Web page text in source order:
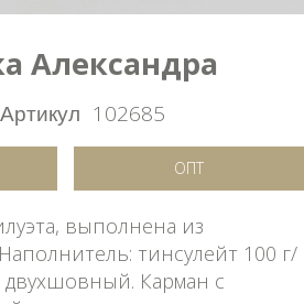
Александра
Артикул 102685
ОПТ
выполнена из
тинсулейт 100 г/
двухшовный. Карман с